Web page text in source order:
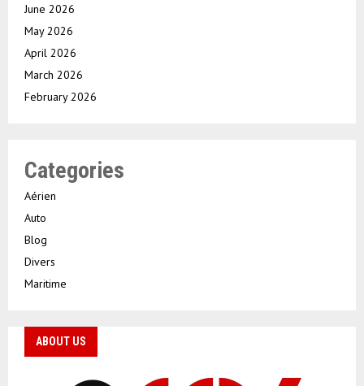
June 2026
May 2026
April 2026
March 2026
February 2026
Categories
Aérien
Auto
Blog
Divers
Maritime
ABOUT US